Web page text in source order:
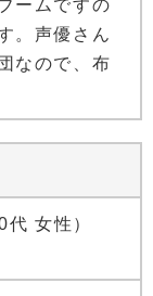
ームですの
。声優さん
なので、布
女性）